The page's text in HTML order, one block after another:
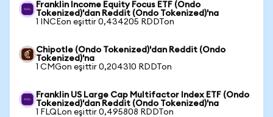
Franklin Income Equity Focus ETF (Ondo
Tokenized)'dan Reddit (Ondo Tokenized)'na
1 INCEon eşittir 0,434205 RDDTon
Chipotle (Ondo Tokenized)'dan Reddit (Ondo
Tokenized)'na
1 CMGon eşittir 0,204310 RDDTon
Franklin US Large Cap Multifactor Index ETF (Ondo
Tokenized)'dan Reddit (Ondo Tokenized)'na
1 FLQLon eşittir 0,495808 RDDTon